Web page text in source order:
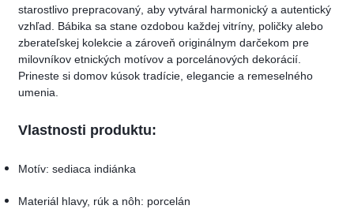
starostlivo prepracovaný, aby vytváral harmonický a autentický
vzhľad. Bábika sa stane ozdobou každej vitríny, poličky alebo
zberateľskej kolekcie a zároveň originálnym darčekom pre
milovníkov etnických motívov a porcelánových dekorácií.
Prineste si domov kúsok tradície, elegancie a remeselného
umenia.
Vlastnosti produktu:
Motív: sediaca indiánka
Materiál hlavy, rúk a nôh: porcelán